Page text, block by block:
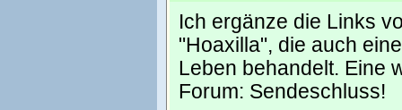
Ich ergänze die Links
"Hoaxilla", die auch
Leben behandelt. Eine
Forum: Sendeschluss!